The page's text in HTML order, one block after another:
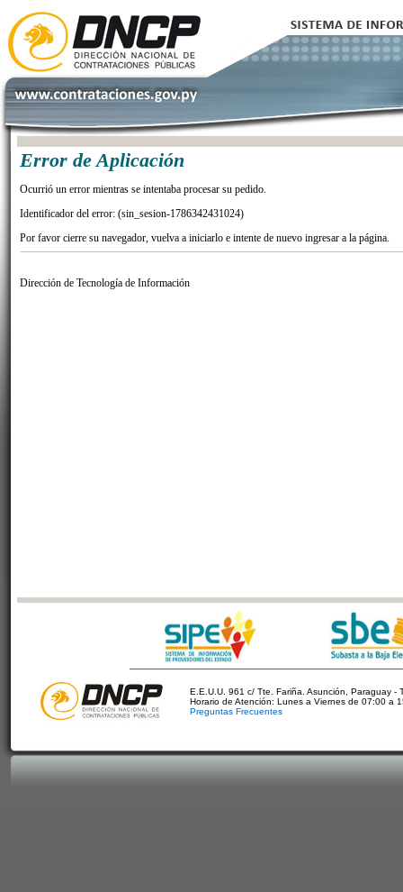
Error de Aplicación
Ocurrió un error mientras se intentaba procesar su pedido.
Identificador del error: (sin_sesion-1786342431024)
Por favor cierre su navegador, vuelva a iniciarlo e intente de nuevo ingresar a la página.
Dirección de Tecnología de Información
E.E.U.U. 961 c/ Tte. Fariña. Asunción, Paraguay -
Horario de Atención: Lunes a Viernes de 07:00 a
Preguntas Frecuentes